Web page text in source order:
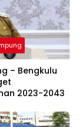
– Bengkulu
2023-2043